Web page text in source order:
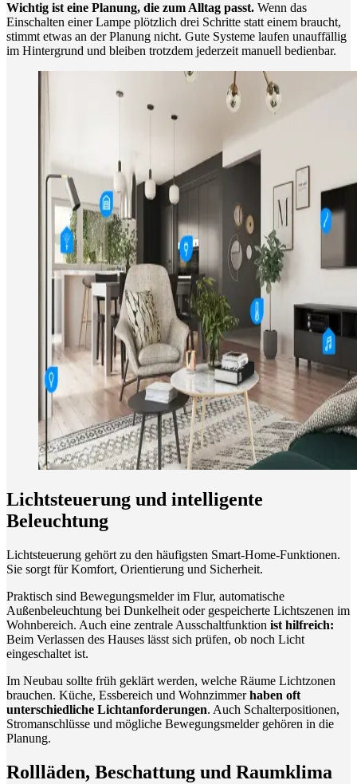
Wichtig ist eine Planung, die zum Alltag passt. Wenn das
Einschalten einer Lampe plötzlich drei Schritte statt einem braucht,
stimmt etwas an der Planung nicht. Gute Systeme laufen unauffällig
im Hintergrund und bleiben trotzdem jederzeit manuell bedienbar.
Lichtsteuerung und intelligente
Beleuchtung
Lichtsteuerung gehört zu den häufigsten Smart-Home-Funktionen.
Sie sorgt für Komfort, Orientierung und Sicherheit.
Praktisch sind Bewegungsmelder im Flur, automatische
Außenbeleuchtung bei Dunkelheit oder gespeicherte Lichtszenen im
Wohnbereich. Auch eine zentrale Ausschaltfunktion ist hilfreich:
Beim Verlassen des Hauses lässt sich prüfen, ob noch Licht
eingeschaltet ist.
Im Neubau sollte früh geklärt werden, welche Räume Lichtzonen
brauchen. Küche, Essbereich und Wohnzimmerhaben oft
unterschiedliche Lichtanforderungen. Auch Schalterpositionen,
Stromanschlüsse und mögliche Bewegungsmelder gehören in die
Planung.
Rollläden, Beschattung und Raumklima